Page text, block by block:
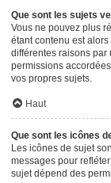
Que sont les sujets
Vous ne pouvez plus
étant contenu est
différentes raisons par
permissions
vos propres sujets.
Haut
Que sont les icônes
Les icônes de sujet
messages pour
sujet dépend des